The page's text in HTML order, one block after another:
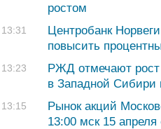
ростом
13:31
Центробанк
повысить
13:23
РЖД отмечают рост
в Западной Сибири
13:15
Рынок акций
13:00 мск 15 апреля